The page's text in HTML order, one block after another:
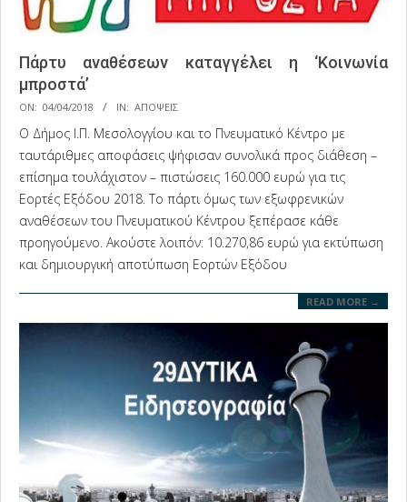
Πάρτυ αναθέσεων καταγγέλει η ‘Κοινωνία
μπροστά’
2018-
04-
ON: 04/04/2018 IN: ΑΠΟΨΕΙΣ
Ο Δήμος Ι.Π. Μεσολογγίου και το Πνευματικό Κέντρο με
ταυτάριθμες αποφάσεις ψήφισαν συνολικά προς διάθεση –
επίσημα τουλάχιστον – πιστώσεις 160.000 ευρώ για τις
Εορτές Εξόδου 2018. Το πάρτι όμως των εξωφρενικών
αναθέσεων του Πνευματικού Κέντρου ξεπέρασε κάθε
προηγούμενο. Ακούστε λοιπόν: 10.270,86 ευρώ για εκτύπωση
και δημιουργική αποτύπωση Εορτών Εξόδου
READ MORE →